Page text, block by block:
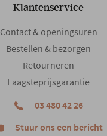
Klantenservice
Contact & openingsuren
Bestellen & bezorgen
Retourneren
Laagsteprijsgarantie
03 480 42 26
Stuur ons een bericht